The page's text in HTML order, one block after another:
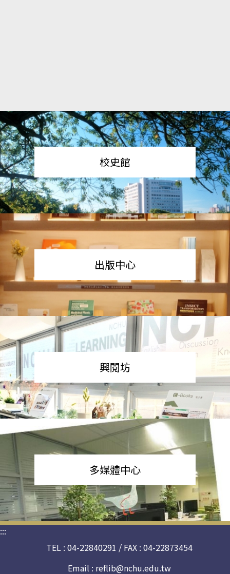
校史館
出版中心
興閱坊
多媒體中心
:::
TEL : 04-22840291 / FAX : 04-22873454
Email : reflib@nchu.edu.tw